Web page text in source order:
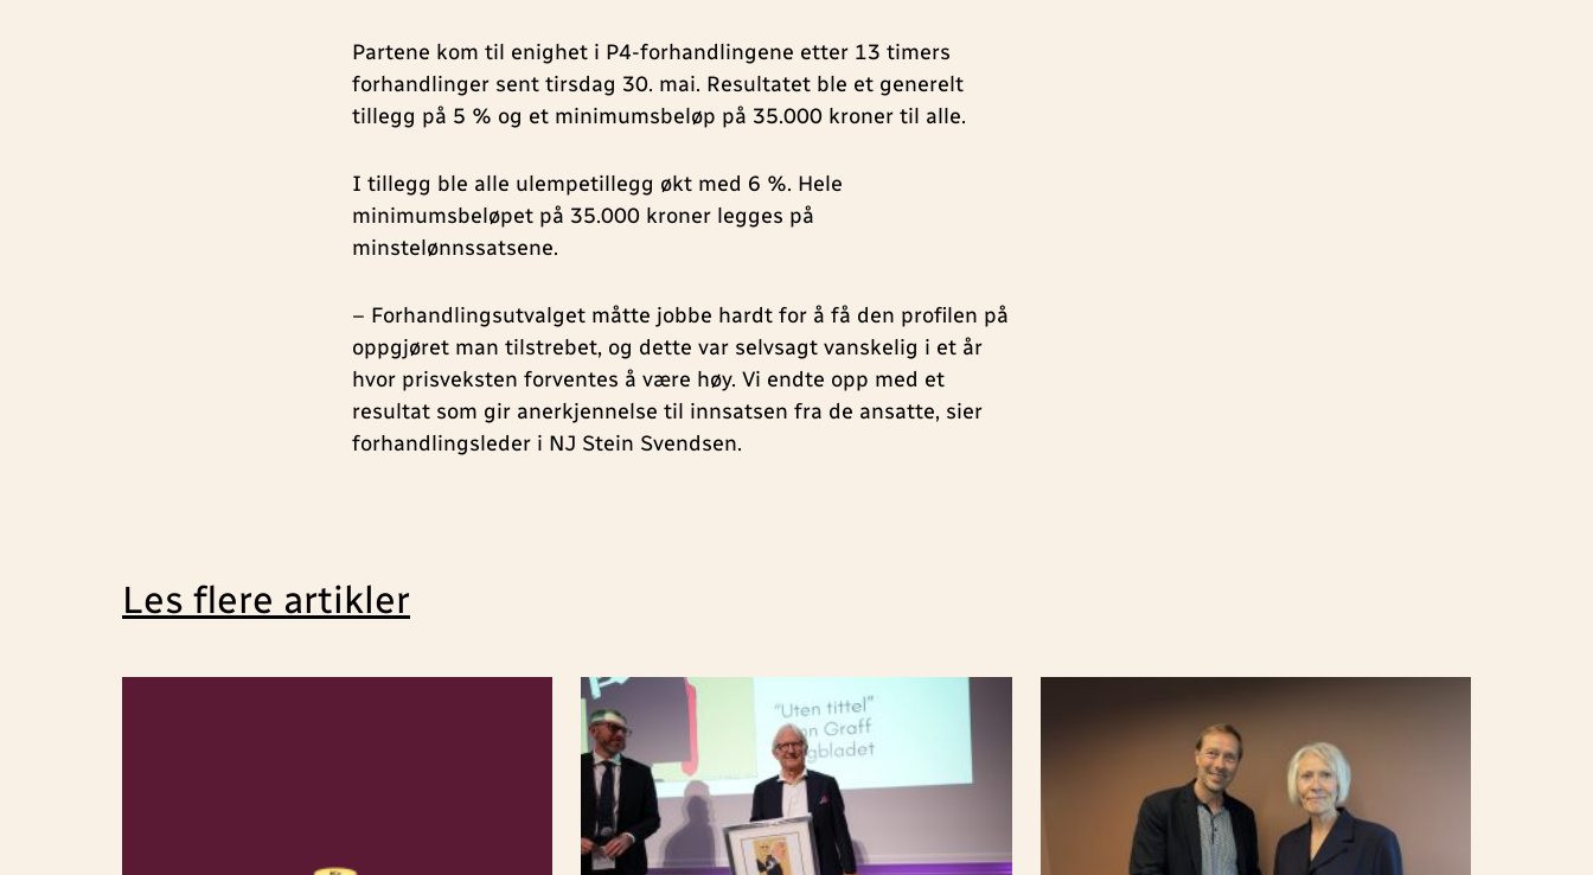
Partene kom til enighet i P4-forhandlingene etter 13 timers
forhandlinger sent tirsdag 30. mai. Resultatet ble et generelt
tillegg på 5 % og et minimumsbeløp på 35.000 kroner til alle.
I tillegg ble alle ulempetillegg økt med 6 %. Hele
minimumsbeløpet på 35.000 kroner legges på
minstelønnssatsene.
– Forhandlingsutvalget måtte jobbe hardt for å få den profilen på
oppgjøret man tilstrebet, og dette var selvsagt vanskelig i et år
hvor prisveksten forventes å være høy. Vi endte opp med et
resultat som gir anerkjennelse til innsatsen fra de ansatte, sier
forhandlingsleder i NJ Stein Svendsen.
Les flere artikler